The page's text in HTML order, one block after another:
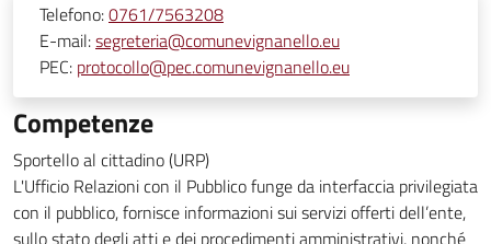
Telefono:0761/7563208
E-mail:segreteria@comunevignanello.eu
PEC: protocollo@pec.comunevignanello.eu
Competenze
Sportello al cittadino (URP)
L'Ufficio Relazioni con il Pubblico funge da interfaccia privilegiata
con il pubblico, fornisce informazioni sui servizi offerti dell’ente,
sullo stato degli atti e dei procedimenti amministrativi, nonché